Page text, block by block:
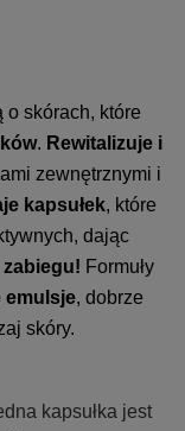
o skórach, które
. Rewitalizuje i
zewnętrznymi i
kapsułek, które
dając
Formuły
emulsje, dobrze
skóry.
kapsułka jest